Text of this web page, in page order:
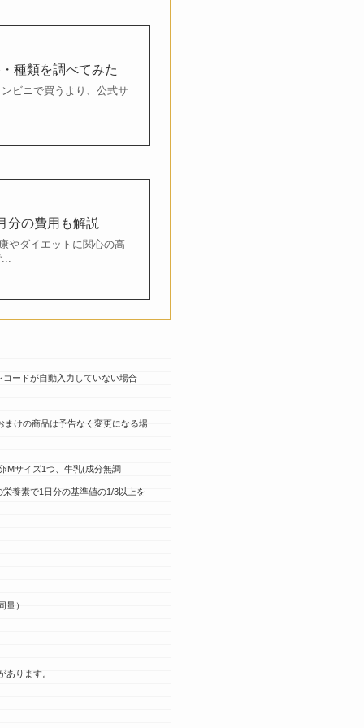
種類を調べてみた
ビニで買うより、公式サ
分の費用も解説
やダイエットに関心の高
ードが自動入力していない場合
けの商品は予告なく変更になる場
Mサイズ1つ、牛乳(成分無調
養素で1日分の基準値の1/3以上を
量）
ります。